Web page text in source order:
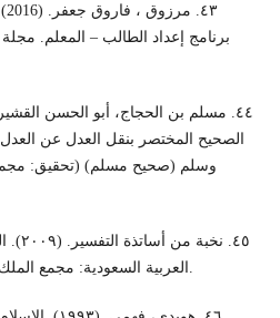
برنامج إعداد الطالب – المعلم. مجلة
الصحيح المختصر بنقل العدل عن
وسلم (صحيح مسلم) (تحقيق: